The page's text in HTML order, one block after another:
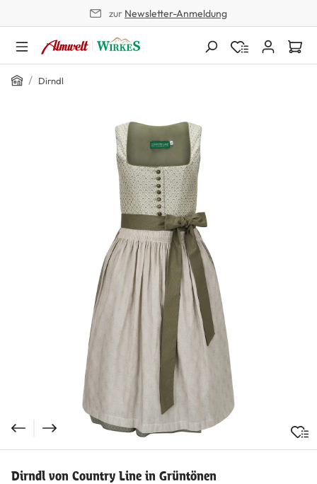
zur Newsletter-Anmeldung
Home
/ Dirndl
Dirndl von Country Line in Grüntönen